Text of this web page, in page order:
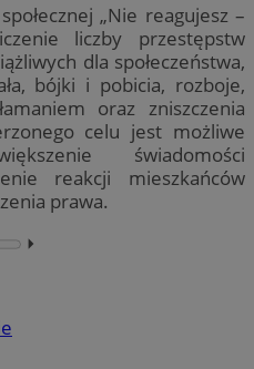
„Nie reagujesz –
liczby przestępstw
dla społeczeństwa,
bójki i pobicia, rozboje,
oraz zniszczenia
celu jest możliwe
świadomości
reakcji mieszkańców
prawa.
⏵︎